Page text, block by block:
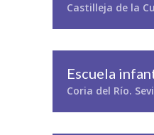
Castilleja de la
Escuela
Coria del Río.